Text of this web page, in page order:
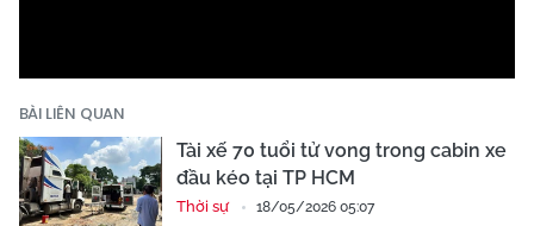
BÀI LIÊN QUAN
Tài xế 70 tuổi tử vong trong cabin xe
đầu kéo tại TP HCM
Thời sự 18/05/2026 05:07